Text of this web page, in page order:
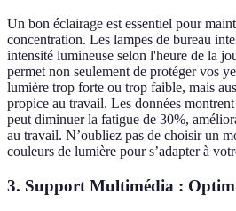
Un bon éclairage est essentiel pour
concentration. Les lampes de bureau
intensité lumineuse selon l'heure de la
permet non seulement de protéger vos
lumière trop forte ou trop faible, mais
propice au travail. Les données
peut diminuer la fatigue de 30%,
au travail. N’oubliez pas de choisir un
couleurs de lumière pour s’adapter à
3. Support Multimédia :